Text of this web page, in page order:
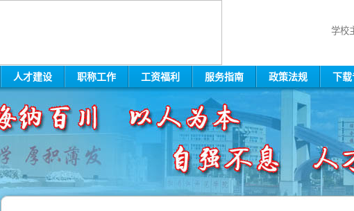
学校
人才建设 职称工作 工资福利 服务指南 政策法规 下